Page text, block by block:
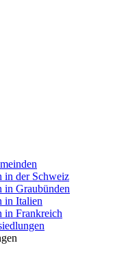
in der Schweiz
in Graubünden
in Italien
in Frankreich